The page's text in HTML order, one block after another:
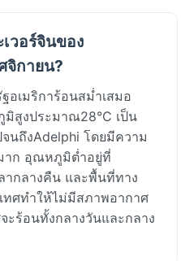
วอร์จินของ
จิกายน?
อเมริการ้อนสม่ำเสมอ
สูงประมาณ28°C เป็น
นถึงAdelphi โดยมีความ
าก อุณหภูมิต่ำอยู่ที่
ากลางคืน และพื้นที่ทาง
ทศทำให้ไม่มีสภาพอากาศ
ะร้อนทั้งกลางวันและกลาง